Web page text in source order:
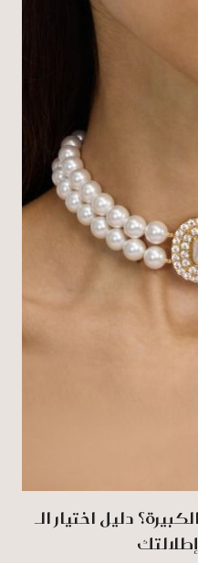
دليل اختيار الـ